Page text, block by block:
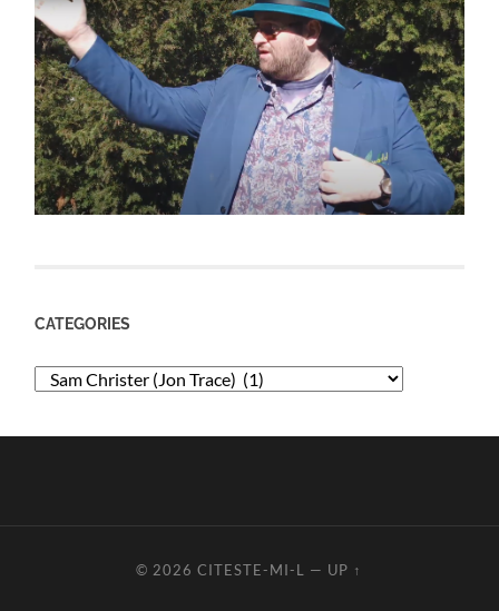
CATEGORIES
Categories
© 2026CITESTE-MI-L — UP ↑